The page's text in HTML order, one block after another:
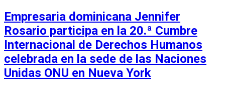
Empresaria dominicana Jennifer
Rosario participa en la 20.ª Cumbre
Internacional de Derechos Humanos
celebrada en la sede de las Naciones
Unidas ONU en Nueva York